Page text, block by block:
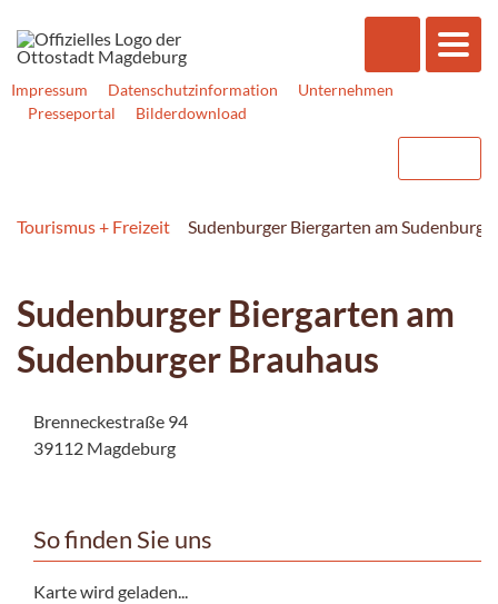
Impressum Datenschutzinformation
Unternehmen
Presseportal
Bilderdownload
Tourismus + Freizeit Sudenburger Biergarten am
Sudenburger Biergarten am
Sudenburger Brauhaus
Brenneckestraße 94
39112 Magdeburg
So finden Sie uns
Karte wird geladen...